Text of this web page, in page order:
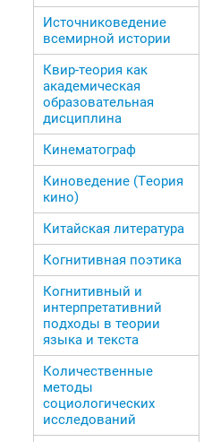
Источниковедение
всемирной истории
Квир-теория как
академическая
образовательная
дисциплина
Кинематограф
Киноведение (Теория
кино)
Китайская литература
Когнитивная поэтика
Когнитивный и
интерпретативний
подходы в теории
языка и текста
Количественные
методы
социологических
исследований